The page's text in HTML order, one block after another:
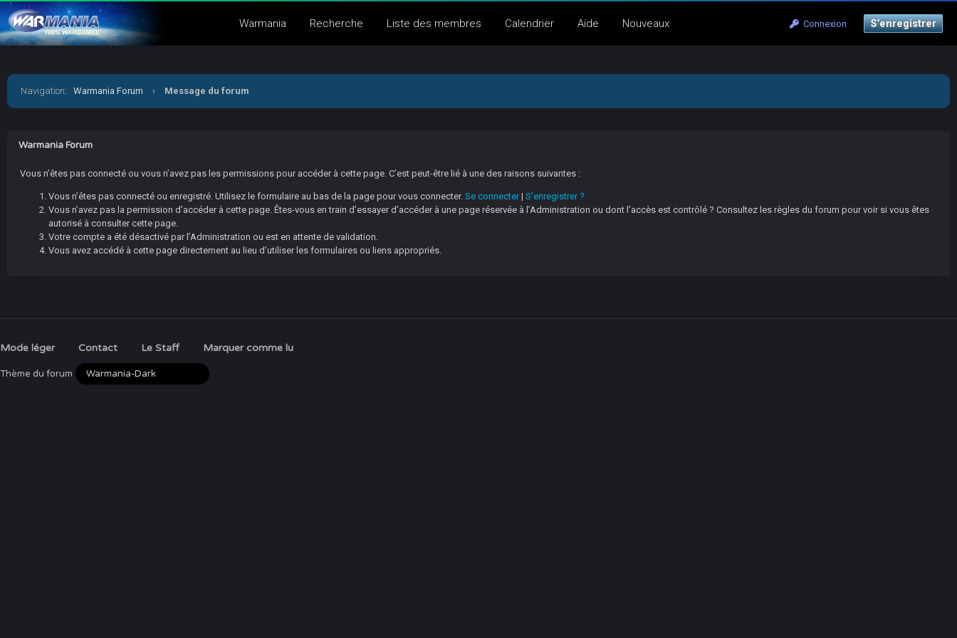
Connexion S’enregistrer
Warmania Recherche Liste des membres Calendrier Aide Nouveaux
Navigation: Warmania Forum › Message du forum
Warmania Forum
Vous n’êtes pas connecté ou vous n’avez pas les permissions pour accéder à cette page. C’est peut-être lié à une des raisons suivantes :
Vous n’êtes pas connecté ou enregistré. Utilisez le formulaire au bas de la page pour vous connecter. Se connecter| S’enregistrer ?
Vous n’avez pas la permission d’accéder à cette page. Êtes-vous en train d’essayer d’accéder à une page réservée à l’Administration ou dont l’accès est contrôlé ? Consultez les règles du forum pour voir si vous êtes
autorisé à consulter cette page.
Votre compte a été désactivé par l’Administration ou est en attente de validation.
Vous avez accédé à cette page directement au lieu d’utiliser les formulaires ou liens appropriés.
Mode léger Contact Le Staff Marquer comme lu
Thème du forum